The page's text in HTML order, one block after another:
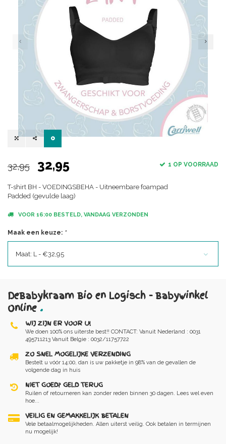
32,95 32,95 1 OP VOORRAAD
T-shirt BH - VOEDINGSBEHA - Uitneembare foampad
Padded (gevulde laag)
VOOR 16:00 BESTELD, VANDAAG VERZONDEN
Maak een keuze: *
Maat: L - €32,95
DeBabykraam Bio en Logisch - Babywinkel
Online .
WIJ ZIJN ER VOOR U!
We doen 100% ons uiterste best!! CONTACT: Vanuit Nederland : 0031
495711213 Vanuit Belgie : 0032/11757722
ZO SNEL MOGELIJKE VERZENDING
Bestelt u vóór 14:00, dan is uw pakketje in 98% van de gevallen de
volgende dag in huis
NIET GOED? GELD TERUG
Ruilen of retourneren kan zonder reden binnen 30 dagen. Lees wel even
hoe...
VEILIG EN GEMAKKELIJK BETALEN
Vele betaalmogelijkheden. Allen uiterst veilig. Ook betalen in termijnen
nu mogelijk!